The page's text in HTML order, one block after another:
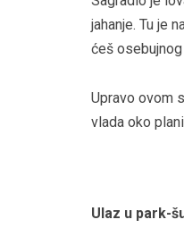
jahanje. Tu je
ćeš
Upravo ovom
vlada oko
Ulaz u park-